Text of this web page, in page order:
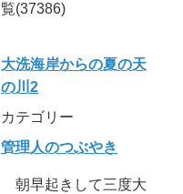
覧(37386)
大洗海岸からの夏の天
の川2
カテゴリー
管理人のつぶやき
朝早起きして三度大